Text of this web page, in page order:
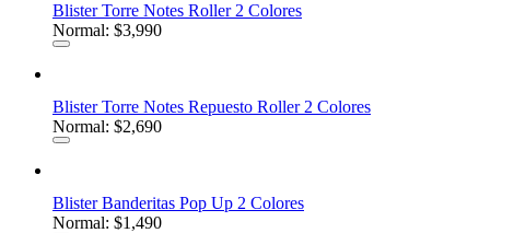
Blister Torre Notes Roller 2 Colores
Normal: $3,990
Blister Torre Notes Repuesto Roller 2 Colores
Normal: $2,690
Blister Banderitas Pop Up 2 Colores
Normal: $1,490